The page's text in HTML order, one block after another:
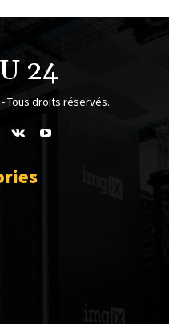
24
Tous droits réservés.